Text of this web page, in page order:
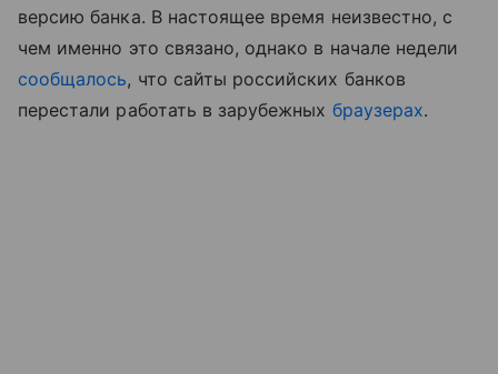
версию банка. В настоящее время неизвестно, с
чем именно это связано, однако в начале недели
сообщалось, что сайты российских банков
перестали работать в зарубежных браузерах.